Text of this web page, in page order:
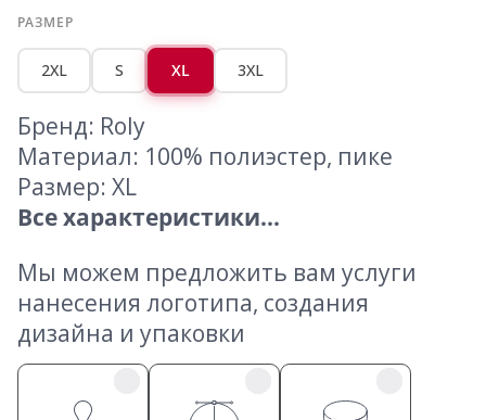
РАЗМЕР
2XL S XL 3XL
Бренд: Roly
Материал: 100% полиэстер, пике
Размер: XL
Все характеристики...
Мы можем предложить вам услуги
нанесения логотипа, создания
дизайна и упаковки